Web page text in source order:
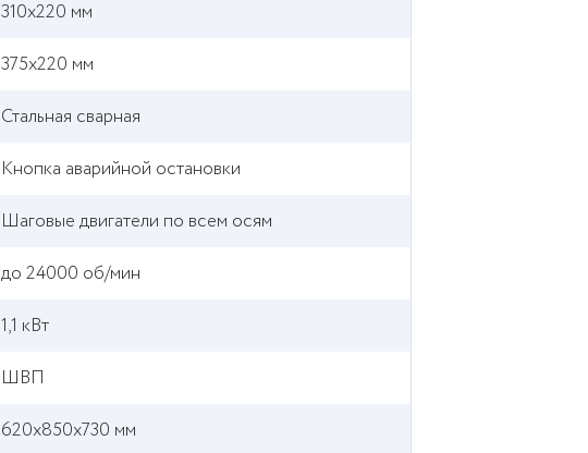
310х220 мм
375х220 мм
Стальная сварная
Кнопка аварийной остановки
Шаговые двигатели по всем осям
до 24000 об/мин
1,1 кВт
ШВП
620х850х730 мм